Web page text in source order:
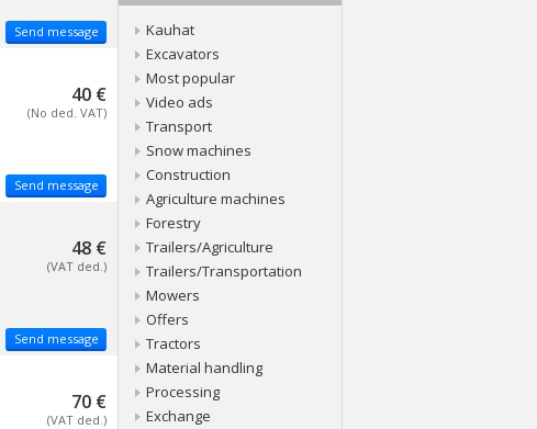
Send message
40 €
(No ded. VAT)
Send message
48 €
(VAT ded.)
Send message
70 €
(VAT ded.)
Kauhat
Excavators
Most popular
Video ads
Transport
Snow machines
Construction
Agriculture machines
Forestry
Trailers/Agriculture
Trailers/Transportation
Mowers
Offers
Tractors
Material handling
Processing
Exchange